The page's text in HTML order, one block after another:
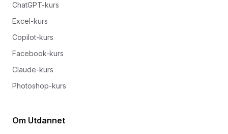
ChatGPT-kurs
Excel-kurs
Copilot-kurs
Facebook-kurs
Claude-kurs
Photoshop-kurs
Om Utdannet